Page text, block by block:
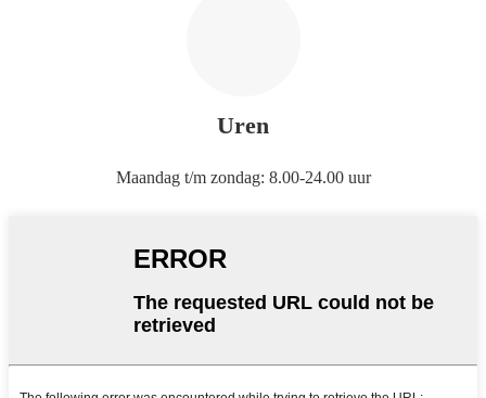
Uren
Maandag t/m zondag: 8.00-24.00 uur